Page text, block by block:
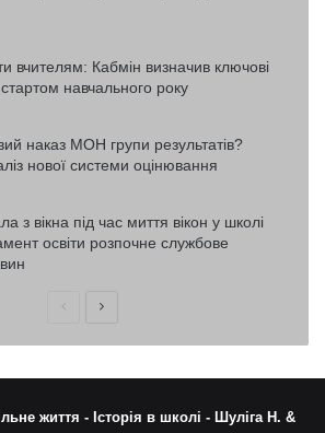
вчителям: Кабмін визначив ключові
навчального року
наказ МОН групи результатів?
нової системи оцінювання
з вікна під час миття вікон у школі
освіти розпочне службове
ПопередняНаступна
життя - Історія в школі - Шуліга Н. &